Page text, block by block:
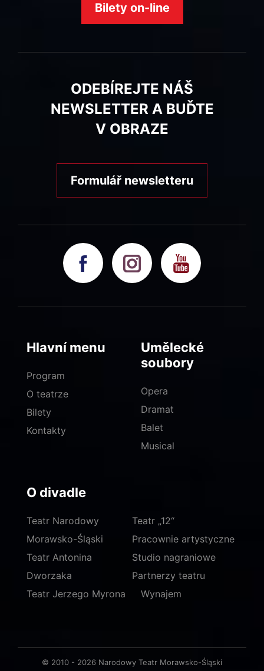
Bilety on-line
ODEBÍREJTE NÁŠ
NEWSLETTER A BUĎTE
V OBRAZE
Formulář newsletteru
Hlavní menu
Program
O teatrze
Bilety
Kontakty
Umělecké
soubory
Opera
Dramat
Balet
Musical
O divadle
Teatr Narodowy
Morawsko-Śląski
Teatr Antonina
Dworzaka
Teatr Jerzego Myrona
Teatr „12“
Pracownie artystyczne
Studio nagraniowe
Partnerzy teatru
Wynajem
© 2010 - 2026 Narodowy Teatr Morawsko-Śląski